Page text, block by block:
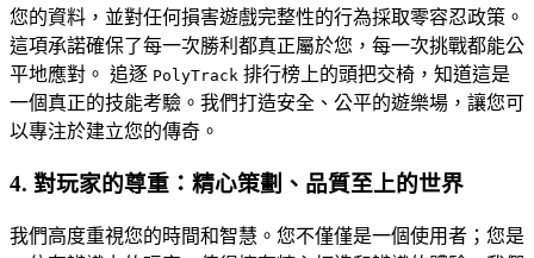
您的資料，並對任何損害遊戲完整性的行為採取零容忍政策。
這項承諾確保了每一次勝利都真正屬於您，每一次挑戰都能公
平地應對。 追逐 PolyTrack 排行榜上的頭把交椅，知道這是
一個真正的技能考驗。我們打造安全、公平的遊樂場，讓您可
以專注於建立您的傳奇。
4. 對玩家的尊重：精心策劃、品質至上的世界
我們高度重視您的時間和智慧。您不僅僅是一個使用者；您是